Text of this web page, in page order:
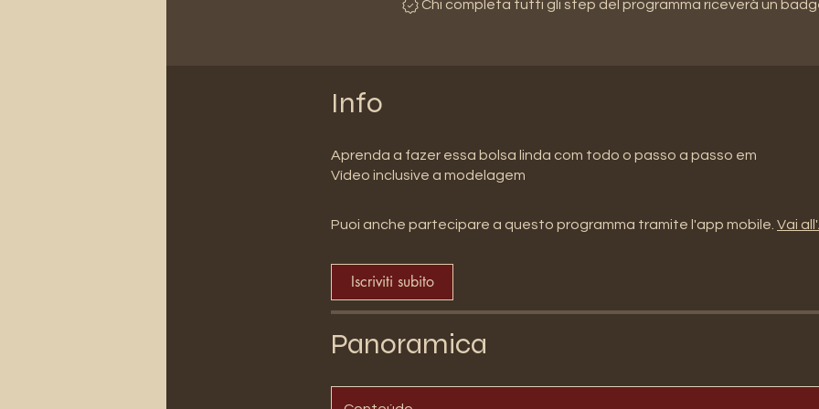
Chi completa tutti gli step del programma riceverà un
Info
Aprenda a fazer essa bolsa linda com todo o passo a passo em
Puoi anche partecipare a questo programma tramite l'app mobile. Vai
Iscriviti subito
Panoramica